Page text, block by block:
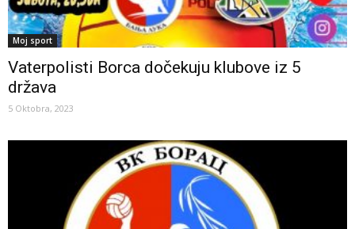
Moj sport
Vaterpolisti Borca dočekuju klubove iz 5
država
5 Oktobra, 2023